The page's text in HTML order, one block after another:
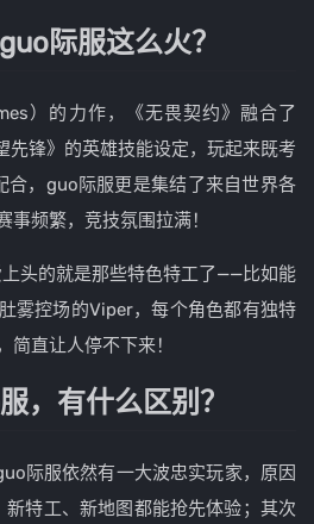
际服这么火？
）的力作，《无畏契约》融合了
先锋》的英雄技能设定，玩起来既考
合，guo际服更是集结了来自世界各
频繁，竞技氛围拉满！
头的就是那些特色特工了——比如能
雾控场的Viper，每个角色都有独特
简直让人停不下来！
，有什么区别？
际服依然有一大波忠实玩家，原因
特工、新地图都能抢先体验；其次